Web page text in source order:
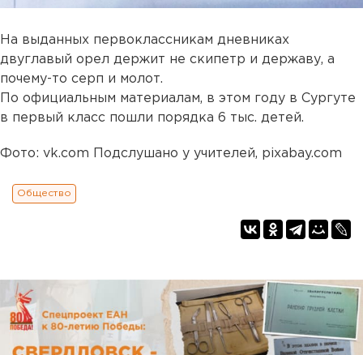
На выданных первоклассникам дневниках
двуглавый орел держит не скипетр и державу, а
почему-то серп и молот.
По официальным материалам, в этом году в Сургуте
в первый класс пошли порядка 6 тыс. детей.
Фото: vk.com Подслушано у учителей, pixabay.com
Общество